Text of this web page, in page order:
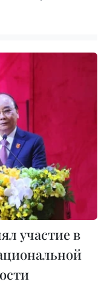
участие в